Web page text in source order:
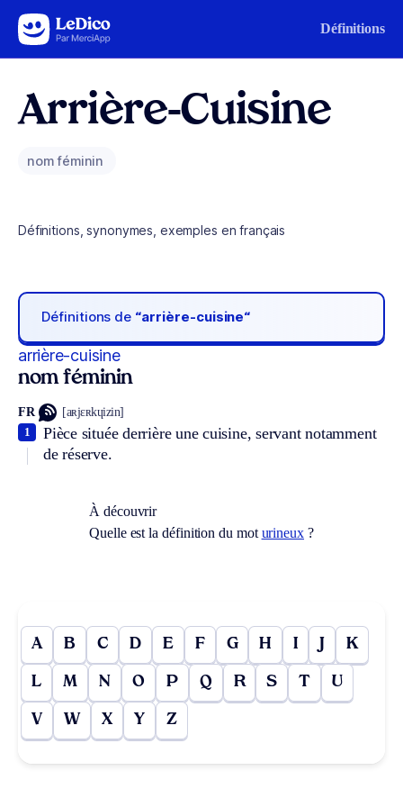
Aller au contenu Définitions
Arrière-Cuisine
nom féminin
Définitions, synonymes, exemples en français
Définitions de “arrière-cuisine“
arrière-cuisine
nom féminin
FR [aʀjɛʀkɥizin]
Pièce située derrière une cuisine, servant notamment
de réserve.
1
À découvrir
Quelle est la définition du mot urineux ?
A B C D E F G H I J K
L M N O P Q R S T U
V W X Y Z